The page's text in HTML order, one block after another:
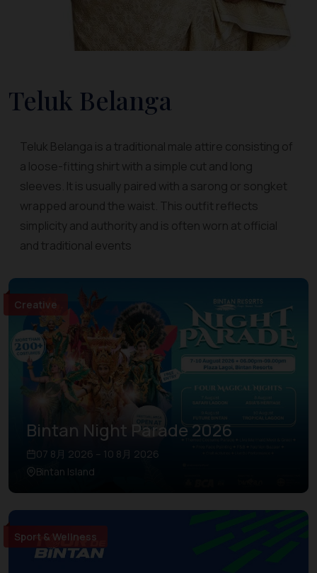
Teluk Belanga
Teluk Belanga is a traditional male attire consisting of
a loose-fitting shirt with a simple cut and long
sleeves. It is usually paired with a sarong or songket
wrapped around the waist. This outfit reflects
simplicity and authority and is often worn at official
and traditional events
Creative
Bintan Night Parade 2026
07 8月 2026 – 10 8月 2026
Bintan Island
Sport & Wellness